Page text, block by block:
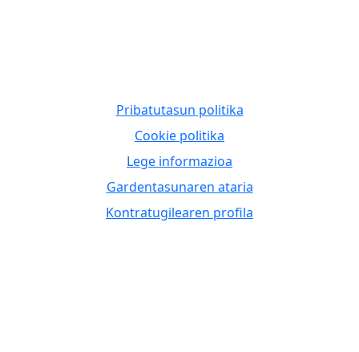
Pribatutasun politika
Cookie politika
Lege informazioa
Gardentasunaren ataria
Kontratugilearen profila